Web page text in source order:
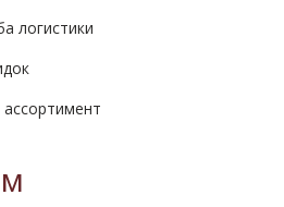
логистики